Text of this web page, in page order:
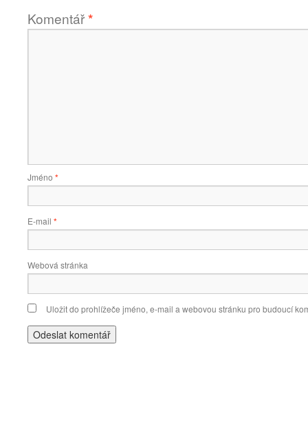
Komentář*
Jméno *
E-mail *
Webová stránka
Uložit do prohlížeče jméno, e-mail a webovou stránku pro budoucí